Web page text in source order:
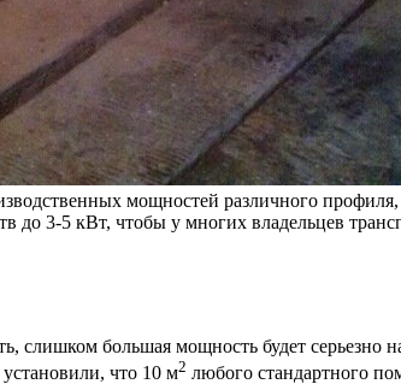
мощностей различного
до 3-5 кВт, чтобы у многих владельцев
слишком большая мощность будет
что 10 м2 любого стандартного